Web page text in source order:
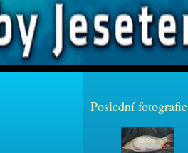
Poslední fotografie